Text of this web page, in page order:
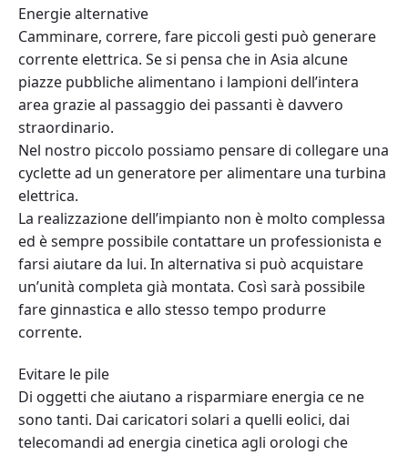
Energie alternative
Camminare, correre, fare piccoli gesti può generare
corrente elettrica. Se si pensa che in Asia alcune
piazze pubbliche alimentano i lampioni dell’intera
area grazie al passaggio dei passanti è davvero
straordinario.
Nel nostro piccolo possiamo pensare di collegare una
cyclette ad un generatore per alimentare una turbina
elettrica.
La realizzazione dell’impianto non è molto complessa
ed è sempre possibile contattare un professionista e
farsi aiutare da lui. In alternativa si può acquistare
un’unità completa già montata. Così sarà possibile
fare ginnastica e allo stesso tempo produrre
corrente.
Evitare le pile
Di oggetti che aiutano a risparmiare energia ce ne
sono tanti. Dai caricatori solari a quelli eolici, dai
telecomandi ad energia cinetica agli orologi che